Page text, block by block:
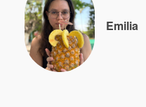
Emilia